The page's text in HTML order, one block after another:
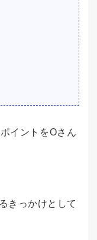
イントをOさん
きっかけとして